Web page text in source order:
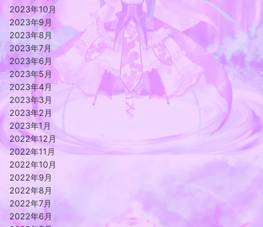
2023年10月
2023年9月
2023年8月
2023年7月
2023年6月
2023年5月
2023年4月
2023年3月
2023年2月
2023年1月
2022年12月
2022年11月
2022年10月
2022年9月
2022年8月
2022年7月
2022年6月